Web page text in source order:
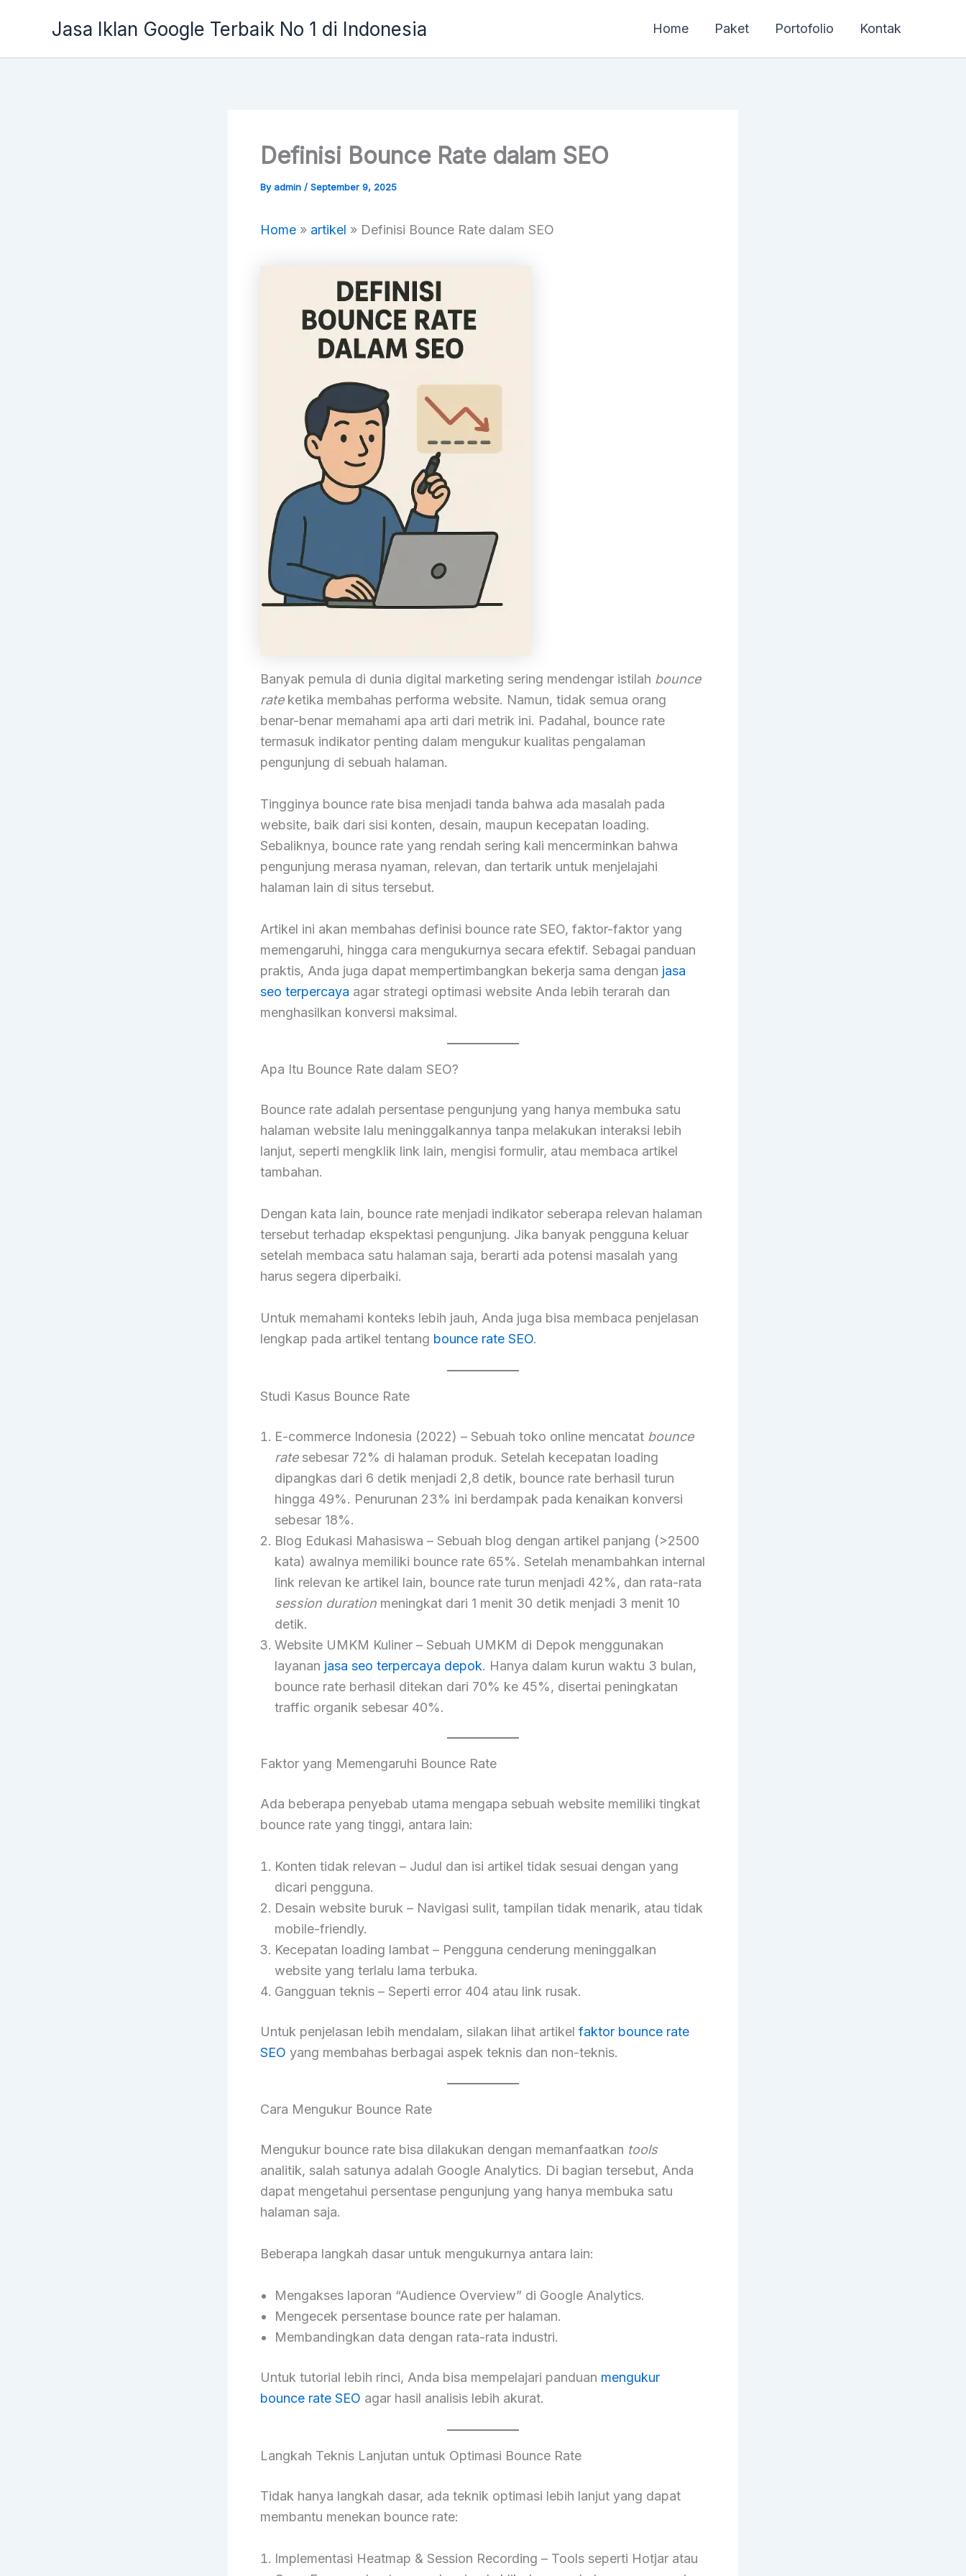
Jasa Iklan Google Terbaik No 1 di Indonesia Home Paket Portofolio Kontak
Definisi Bounce Rate dalam SEO
Byadmin / September 9, 2025
Home » artikel » Definisi Bounce Rate dalam SEO
Banyak pemula di dunia digital marketing sering mendengar istilah bounce
rateketika membahas performa website. Namun, tidak semua orang
benar-benar memahami apa arti dari metrik ini. Padahal, bounce rate
termasuk indikator penting dalam mengukur kualitas pengalaman
pengunjung di sebuah halaman.
Tingginya bounce rate bisa menjadi tanda bahwa ada masalah pada
website, baik dari sisi konten, desain, maupun kecepatan loading.
Sebaliknya, bounce rate yang rendah sering kali mencerminkan bahwa
pengunjung merasa nyaman, relevan, dan tertarik untuk menjelajahi
halaman lain di situs tersebut.
Artikel ini akan membahas definisi bounce rate SEO, faktor-faktor yang
memengaruhi, hingga cara mengukurnya secara efektif. Sebagai panduan
praktis, Anda juga dapat mempertimbangkan bekerja sama dengan jasa
seo terpercaya agar strategi optimasi website Anda lebih terarah dan
menghasilkan konversi maksimal.
Apa Itu Bounce Rate dalam SEO?
Bounce rate adalah persentase pengunjung yang hanya membuka satu
halaman website lalu meninggalkannya tanpa melakukan interaksi lebih
lanjut, seperti mengklik link lain, mengisi formulir, atau membaca artikel
tambahan.
Dengan kata lain, bounce rate menjadi indikator seberapa relevan halaman
tersebut terhadap ekspektasi pengunjung. Jika banyak pengguna keluar
setelah membaca satu halaman saja, berarti ada potensi masalah yang
harus segera diperbaiki.
Untuk memahami konteks lebih jauh, Anda juga bisa membaca penjelasan
lengkap pada artikel tentang bounce rate SEO.
Studi Kasus Bounce Rate
E-commerce Indonesia (2022) – Sebuah toko online mencatat bounce
ratesebesar 72% di halaman produk. Setelah kecepatan loading
dipangkas dari 6 detik menjadi 2,8 detik, bounce rate berhasil turun
hingga 49%. Penurunan 23% ini berdampak pada kenaikan konversi
sebesar 18%.
Blog Edukasi Mahasiswa – Sebuah blog dengan artikel panjang (>2500
kata) awalnya memiliki bounce rate 65%. Setelah menambahkan internal
link relevan ke artikel lain, bounce rate turun menjadi 42%, dan rata-rata
session duration meningkat dari 1 menit 30 detik menjadi 3 menit 10
detik.
Website UMKM Kuliner – Sebuah UMKM di Depok menggunakan
layanan jasa seo terpercaya depok. Hanya dalam kurun waktu 3 bulan,
bounce rate berhasil ditekan dari 70% ke 45%, disertai peningkatan
traffic organik sebesar 40%.
Faktor yang Memengaruhi Bounce Rate
Ada beberapa penyebab utama mengapa sebuah website memiliki tingkat
bounce rate yang tinggi, antara lain:
Konten tidak relevan – Judul dan isi artikel tidak sesuai dengan yang
dicari pengguna.
Desain website buruk – Navigasi sulit, tampilan tidak menarik, atau tidak
mobile-friendly.
Kecepatan loading lambat – Pengguna cenderung meninggalkan
website yang terlalu lama terbuka.
Gangguan teknis – Seperti error 404 atau link rusak.
Untuk penjelasan lebih mendalam, silakan lihat artikel faktor bounce rate
SEO yang membahas berbagai aspek teknis dan non-teknis.
Cara Mengukur Bounce Rate
Mengukur bounce rate bisa dilakukan dengan memanfaatkan tools
analitik, salah satunya adalah Google Analytics. Di bagian tersebut, Anda
dapat mengetahui persentase pengunjung yang hanya membuka satu
halaman saja.
Beberapa langkah dasar untuk mengukurnya antara lain:
Mengakses laporan “Audience Overview” di Google Analytics.
Mengecek persentase bounce rate per halaman.
Membandingkan data dengan rata-rata industri.
Untuk tutorial lebih rinci, Anda bisa mempelajari panduan mengukur
bounce rate SEO agar hasil analisis lebih akurat.
Langkah Teknis Lanjutan untuk Optimasi Bounce Rate
Tidak hanya langkah dasar, ada teknik optimasi lebih lanjut yang dapat
membantu menekan bounce rate:
Implementasi Heatmap & Session Recording – Tools seperti Hotjar atau